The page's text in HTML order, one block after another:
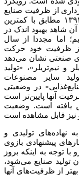
از ظرفیت‌‌‌ صنایع‌‌‌
از سال ١٣٨٨ به‌‌‌ بعد شروع شده و سال ١٣٩۴ مطابق‌‌‌ با کمترین‌‌‌
شاهد بهبود‌‌‌ اندک در
‌‌‌اما مجددا از سال
از ظرفیت‌‌‌ خود حرکت‌‌‌
صنعتی‌‌‌ نشان می‌دهد
و نیم‌تریلر»، «تولید
سایر مصنوعات
در وضعیتی‌‌‌
آنها پایین‌‌‌تر است‌‌‌
یافته‌‌‌ است‌‌‌. وضعیت‌‌‌
نهاده‌های تولیدی‌‌‌ و
پیشنهادی بازوی
توجه‌‌‌ به‌‌‌ اینکه‌‌‌ بروز
تولید صنایع‌‌‌ می‌شود،
از ظرفیت‌‌‌های‌‌‌ آنها